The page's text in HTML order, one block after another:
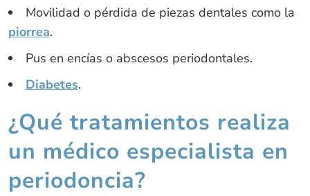
Movilidad o pérdida de piezas dentales como la
piorrea.
Pus en encías o abscesos periodontales.
Diabetes.
¿Qué tratamientos realiza
un médico especialista en
periodoncia?